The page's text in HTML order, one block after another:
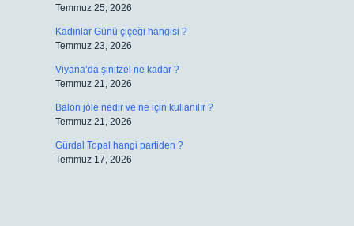
Temmuz 25, 2026
Kadınlar Günü çiçeği hangisi ?
Temmuz 23, 2026
Viyana’da şinitzel ne kadar ?
Temmuz 21, 2026
Balon jöle nedir ve ne için kullanılır ?
Temmuz 21, 2026
Gürdal Topal hangi partiden ?
Temmuz 17, 2026